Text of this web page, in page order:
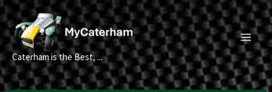
Zum
Inhalt
springen
Caterham is the Best, ...
Main